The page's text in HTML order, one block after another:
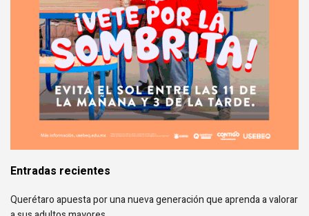
Entradas recientes
Querétaro apuesta por una nueva generación que aprenda a valorar